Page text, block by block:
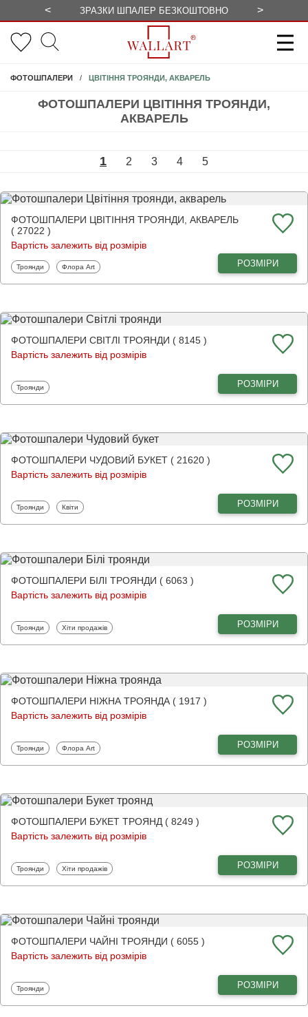
< ЗРАЗКИ ШПАЛЕР БЕЗКОШТОВНО >
ФОТОШПАЛЕРИ ЦВІТІННЯ ТРОЯНДИ,
АКВАРЕЛЬ
ФОТОШПАЛЕРИ ЦВІТІННЯ ТРОЯНДИ, АКВАРЕЛЬ
1 2 3 4 5
ФОТОШПАЛЕРИ ЦВІТІННЯ ТРОЯНДИ, АКВАРЕЛЬ
( 27022 )
Вартість залежить від розмірів
Фотошпалери
Троянди Фотошпалери
Флора Art РОЗМІРИ
ФОТОШПАЛЕРИ СВІТЛІ ТРОЯНДИ ( 8145 )
Вартість залежить від розмірів
Фотошпалери
Троянди РОЗМІРИ
ФОТОШПАЛЕРИ ЧУДОВИЙ БУКЕТ ( 21620 )
Вартість залежить від розмірів
Фотошпалери
Троянди Фотошпалери
Квіти РОЗМІРИ
ФОТОШПАЛЕРИ БІЛІ ТРОЯНДИ ( 6063 )
Вартість залежить від розмірів
Фотошпалери
Троянди Фотошпалери
Хіти продажів РОЗМІРИ
ФОТОШПАЛЕРИ НІЖНА ТРОЯНДА ( 1917 )
Вартість залежить від розмірів
Фотошпалери
Троянди Фотошпалери
Флора Art РОЗМІРИ
ФОТОШПАЛЕРИ БУКЕТ ТРОЯНД ( 8249 )
Вартість залежить від розмірів
Фотошпалери
Троянди Фотошпалери
Хіти продажів РОЗМІРИ
ФОТОШПАЛЕРИ ЧАЙНІ ТРОЯНДИ ( 6055 )
Вартість залежить від розмірів
Фотошпалери
Троянди РОЗМІРИ